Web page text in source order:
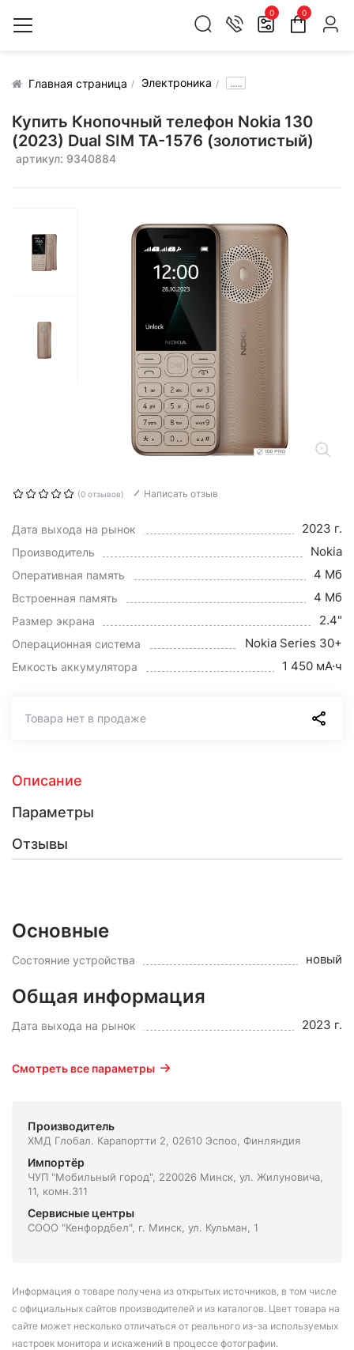
0 0
Главная страница Электроника .....
Купить Кнопочный телефон Nokia 130
(2023) Dual SIM ТА-1576 (золотистый)
артикул: 9340884
(0 отзывов) Написать отзыв
Дата выхода на рынок 2023 г.
Производитель Nokia
Оперативная память 4 Мб
Встроенная память 4 Мб
Размер экрана 2.4"
Операционная система Nokia Series 30+
Емкость аккумулятора 1 450 мА·ч
Товара нет в продаже
Описание
Параметры
Отзывы
Основные
Состояние устройства новый
Общая информация
Дата выхода на рынок 2023 г.
Смотреть все параметры
Производитель
ХМД Глобал. Карапортти 2, 02610 Эспоо, Финляндия
Импортёр
ЧУП "Мобильный город", 220026 Минск, ул. Жилуновича,
11, комн.311
Сервисные центры
СООО "Кенфордбел", г. Минск, ул. Кульман, 1
Информация о товаре получена из открытых источников, в том числе
с официальных сайтов производителей и из каталогов. Цвет товара на
сайте может несколько отличаться от реального из-за используемых
настроек монитора и искажений в процессе фотографии.